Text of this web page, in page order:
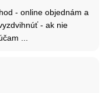
- online objednám a
- ak nie
...